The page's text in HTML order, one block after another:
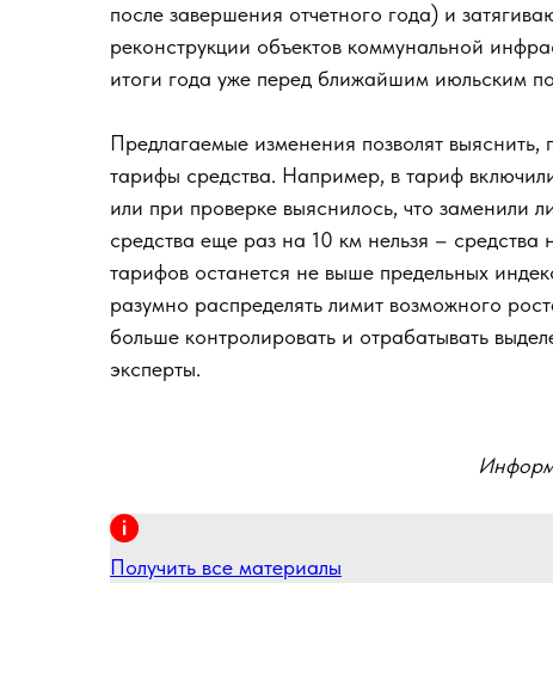
после завершения отчетного года) и
реконструкции объектов коммунальной
итоги года уже перед ближайшим июльским
Предлагаемые изменения позволят
тарифы средства. Например, в тариф
или при проверке выяснилось, что заменили
средства еще раз на 10 км нельзя –
тарифов останется не выше предельных
разумно распределять лимит возможного
больше контролировать и отрабатывать
эксперты.
Получить все материалы